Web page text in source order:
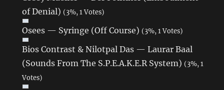
of Denial) (3%, 1 Votes)
Osees — Syringe (Off Course) (3%, 1 Votes)
Bios Contrast & Nilotpal Das — Laurar Baal
(Sounds From The S.P.E.A.K.E.R System) (3%, 1
Votes)